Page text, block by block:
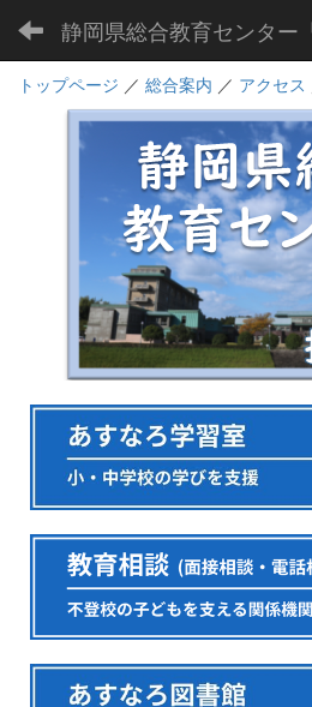
トップページ ／ 総合案内 ／ アクセス